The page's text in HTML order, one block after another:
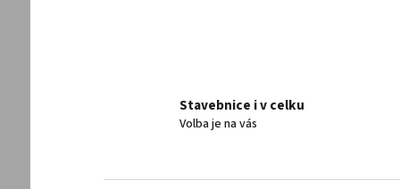
Stavebnice i v celku
Volba je na vás